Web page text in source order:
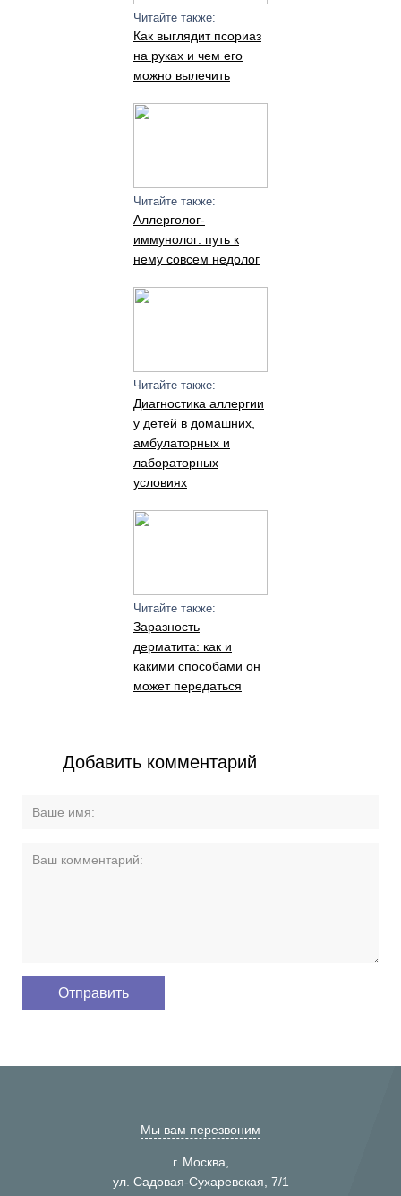
Читайте также:
Как выглядит псориаз
на руках и чем его
можно вылечить
Читайте также:
Аллерголог-
иммунолог: путь к
нему совсем недолог
Читайте также:
Диагностика аллергии
у детей в домашних,
амбулаторных и
лабораторных
условиях
Читайте также:
Заразность
дерматита: как и
какими способами он
может передаться
Добавить комментарий
Мы вам перезвоним
г. Москва,
ул. Садовая-Сухаревская, 7/1